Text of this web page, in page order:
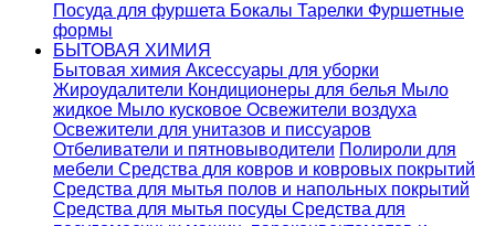
Посуда для фуршета Бокалы Тарелки Фуршетные
формы
БЫТОВАЯ ХИМИЯ
Бытовая химия Аксессуары для уборки
Жироудалители Кондиционеры для белья Мыло
жидкое Мыло кусковое Освежители воздуха
Освежители для унитазов и писсуаров
Отбеливатели и пятновыводители Полироли для
мебели Средства для ковров и ковровых покрытий
Средства для мытья полов и напольных покрытий
Средства для мытья посуды Средства для